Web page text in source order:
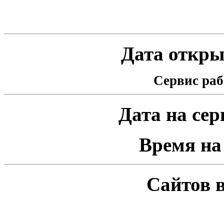
Дата
Сервис
Дата на
Время на
Сайтов